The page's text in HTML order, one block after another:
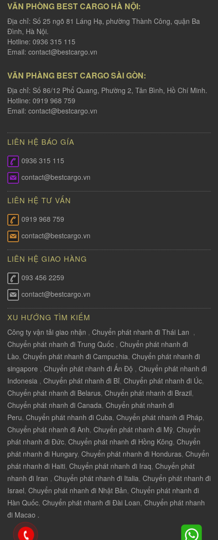
VĂN PHÒNG BEST CARGO HÀ NỘI:
Địa chỉ: Số 25 ngõ 81 Láng Hạ, phường Thành Công, quận Ba
Đình, Hà Nội.
Hotline: 0936 315 115
Email: contact@bestcargo.vn
VĂN PHÀNG BEST CARGO SÀI GÒN:
Địa chỉ: Số 86/12 Phổ Quang, Phường 2, Tân Bình, Hồ Chí Minh.
Hotline: 0919 968 759
Email: contact@bestcargo.vn
LIÊN HỆ BÁO GÍA
0936 315 115
contact@bestcargo.vn
LIÊN HỆ TƯ VẤN
0919 968 759
contact@bestcargo.vn
LIÊN HỆ GIAO HÀNG
093 456 2259
contact@bestcargo.vn
XU HƯỚNG TÌM KIẾM
Công ty vận tải giao nhận , Chuyển phát nhanh đi Thái Lan ,
Chuyển phát nhanh đi Trung Quốc , Chuyển phát nhanh đi
Lào, Chuyển phát nhanh đi Campuchia, Chuyển phát nhanh đi
singapore , Chuyển phát nhanh đi Ấn Độ , Chuyển phát nhanh đi
Indonesia , Chuyển phát nhanh đi Bỉ, Chuyển phát nhanh đi Úc,
Chuyển phát nhanh đi Belarus, Chuyển phát nhanh đi Brazil,
Chuyển phát nhanh đi Canada, Chuyển phát nhanh đi
Peru, Chuyển phát nhanh đi Cuba, Chuyển phát nhanh đi Pháp,
Chuyển phát nhanh đi Anh, Chuyển phát nhanh đi Mỹ, Chuyển
phát nhanh đi Đức, Chuyển phát nhanh đi Hồng Kông, Chuyển
phát nhanh đi Hungary, Chuyển phát nhanh đi Honduras, Chuyển
phát nhanh đi Haiti, Chuyển phát nhanh đi Iraq, Chuyển phát
nhanh đi Iran , Chuyển phát nhanh đi Italia, Chuyển phát nhanh đi
Israel, Chuyển phát nhanh đi Nhật Bản, Chuyển phát nhanh đi
Hàn Quốc, Chuyển phát nhanh đi Đài Loan, Chuyển phát nhanh
đi Macao .